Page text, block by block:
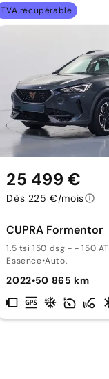
TVA récupérable
CUPRA Formentor
1.5 tsi 150 dsg - - 150 AT
Essence•Auto.
2022•50 865 km
25 499 €
Dès 225 €/mois